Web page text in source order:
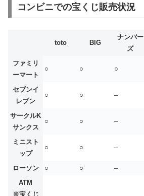
コンビニでの宝くじ販売状況
toto BIG
ナンバー
ズ
ファミリ
ーマート
○ ○ ○
セブンイ
レブン
○ ○ –
サークルK
サンクス
○ ○ –
ミニスト
ップ
○ ○ –
ローソン ○ ○ –
ATM
※宝くじ